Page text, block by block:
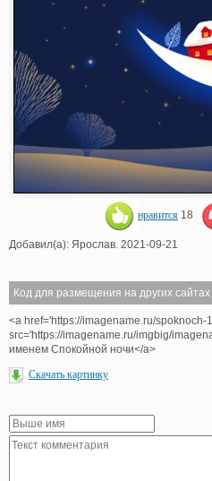
нравится 18
Добавил(а): Ярослав. 2021-09-21
Код для размещения на других сайтах
<a href='https://imagename.ru/spoknoch-
src='https://imagename.ru/imgbig/
именем Спокойной ночи</a>
Скачать картинку